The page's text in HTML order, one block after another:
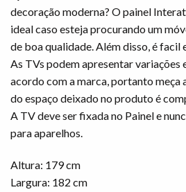
decoração moderna? O painel
ideal caso esteja procurando um
de boa qualidade. Além disso, é facil
As TVs podem apresentar variações
acordo com a marca, portanto meça
do espaço deixado no produto é
A TV deve ser fixada no Painel e
para aparelhos.
Altura: 179 cm
Largura: 182 cm